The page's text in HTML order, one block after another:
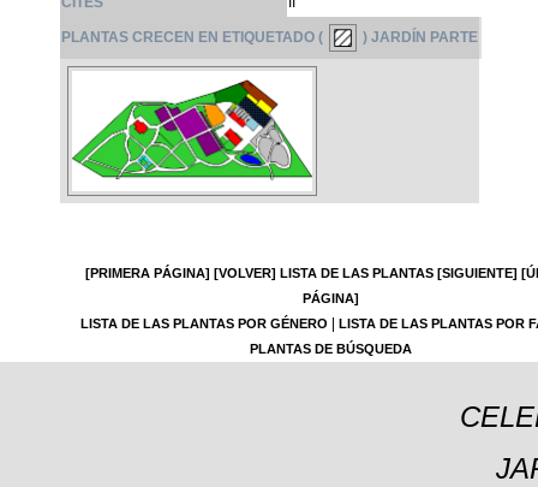
PLANTAS CRECEN EN ETIQUETADO ( ) JARDÍN PARTE
[PRIMERA PÁGINA] [VOLVER] LISTA DE LAS PLANTAS [SIGUIENTE]
PÁGINA]
LISTA DE LAS PLANTAS POR GÉNERO
LISTA DE LAS PLANTAS POR
PLANTAS DE BÚSQUEDA